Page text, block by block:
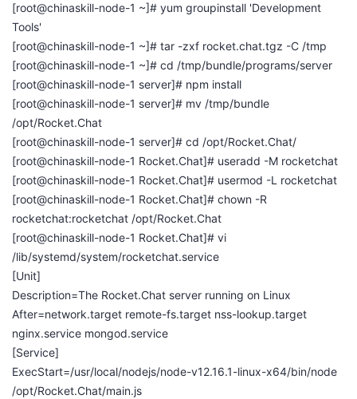
主
页
的
开
发
者
我
的
博
客
我
的
论
坛
我
的
圈
子
我
的
直
我
的
我
[root@chinaskill-node-1 ~]# yum groupinstall 'Development
Tools'
[root@chinaskill-node-1 ~]# tar -zxf rocket.chat.tgz -C /tmp
[root@chinaskill-node-1 ~]# cd /tmp/bundle/programs/server
[root@chinaskill-node-1 server]# npm install
[root@chinaskill-node-1 server]# mv /tmp/bundle
/opt/Rocket.Chat
[root@chinaskill-node-1 server]# cd /opt/Rocket.Chat/
[root@chinaskill-node-1 Rocket.Chat]# useradd -M rocketchat
[root@chinaskill-node-1 Rocket.Chat]# usermod -L rocketchat
[root@chinaskill-node-1 Rocket.Chat]# chown -R
rocketchat:rocketchat /opt/Rocket.Chat
[root@chinaskill-node-1 Rocket.Chat]# vi
/lib/systemd/system/rocketchat.service
[Unit]
Description=The Rocket.Chat server running on Linux
After=network.target remote-fs.target nss-lookup.target
nginx.service mongod.service
[Service]
ExecStart=/usr/local/nodejs/node-v12.16.1-linux-x64/bin/node
/opt/Rocket.Chat/main.js